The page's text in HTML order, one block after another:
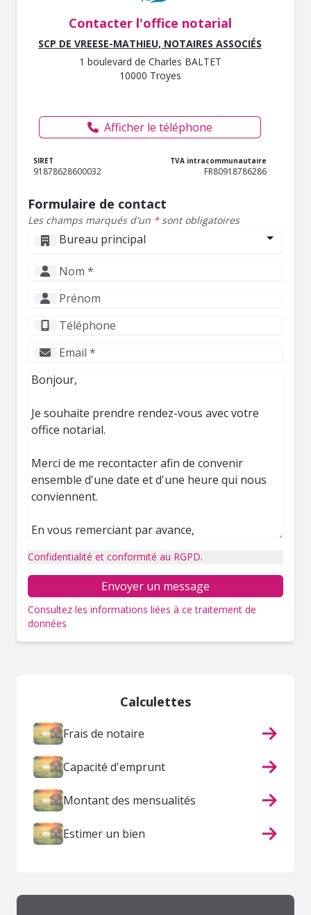
Contacter l'office notarial
SCP DE VREESE-MATHIEU, NOTAIRES ASSOCIÉS
1 boulevard de Charles BALTET
10000 Troyes
Afficher le téléphone
SIRET
91878628600032
TVA intracommunautaire
FR80918786286
Formulaire de contact
Les champs marqués d'un *sont obligatoires
Bureau principal
Confidentialité et conformité au RGPD.
Envoyer un message
Consultez les informations liées à ce traitement de
données
Calculettes
Frais de notaire
Capacité d'emprunt
Montant des mensualités
Estimer un bien